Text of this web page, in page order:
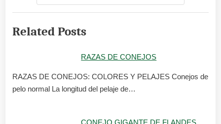
Related Posts
RAZAS DE CONEJOS
RAZAS DE CONEJOS: COLORES Y PELAJES Conejos de
pelo normal La longitud del pelaje de…
CONEJO GIGANTE DE FLANDES